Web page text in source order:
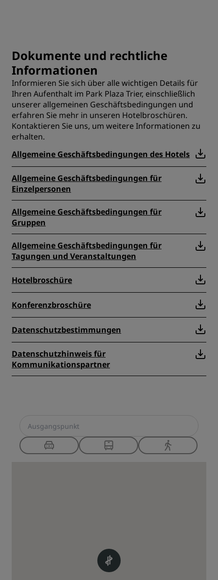
Dokumente und rechtliche
Informationen
Informieren Sie sich über alle wichtigen Details für
Ihren Aufenthalt im Park Plaza Trier, einschließlich
unserer allgemeinen Geschäftsbedingungen und
erfahren Sie mehr in unseren Hotelbroschüren.
Kontaktieren Sie uns, um weitere Informationen zu
erhalten.
Allgemeine Geschäftsbedingungen des Hotels
Allgemeine Geschäftsbedingungen für
Einzelpersonen
Allgemeine Geschäftsbedingungen für
Gruppen
Allgemeine Geschäftsbedingungen für
Tagungen und Veranstaltungen
Hotelbroschüre
Konferenzbroschüre
Datenschutzbestimmungen
Datenschutzhinweis für
Kommunikationspartner